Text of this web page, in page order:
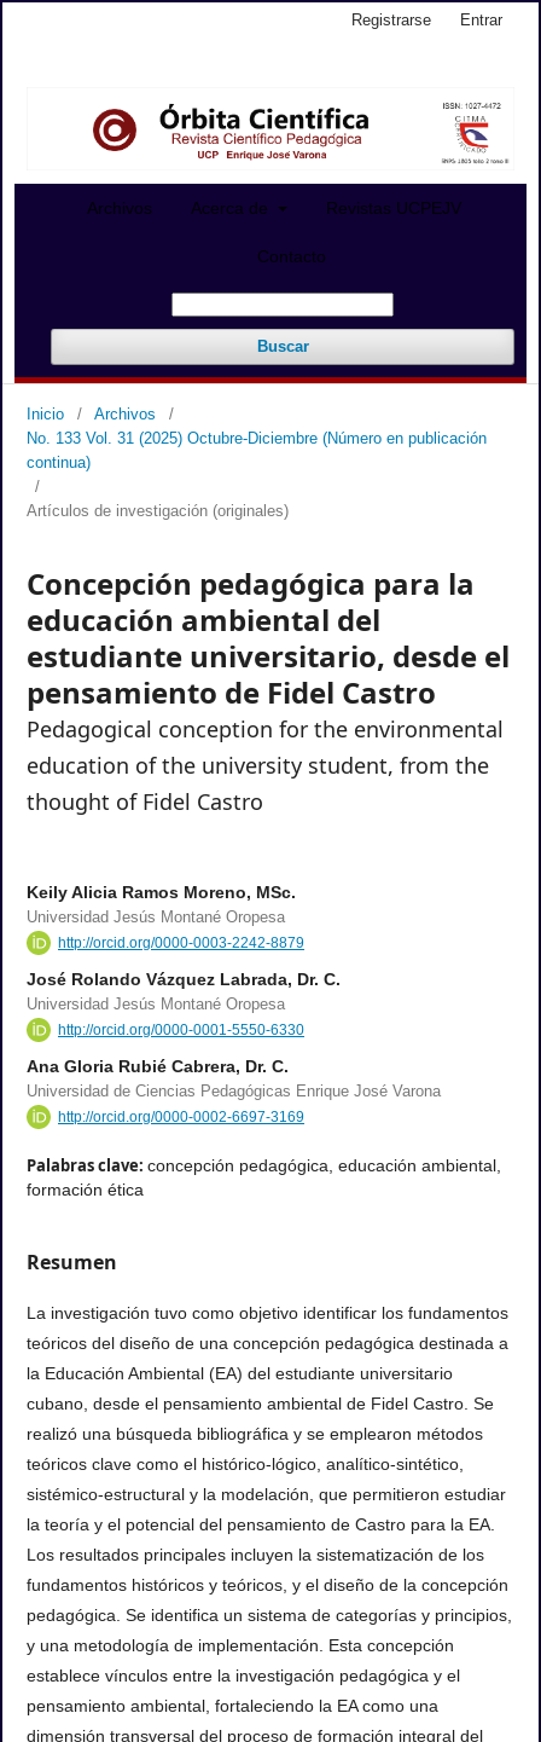
Archivos Acerca de Revistas UCPEJV
Contacto
Buscar
Registrarse Entrar
Inicio / Archivos
/
No. 133 Vol. 31 (2025) Octubre-Diciembre (Número en publicación
continua)
/
Artículos de investigación (originales)
Concepción pedagógica para la
educación ambiental del
estudiante universitario, desde el
pensamiento de Fidel Castro
Pedagogical conception for the environmental
education of the university student, from the
thought of Fidel Castro
Keily Alicia Ramos Moreno, MSc.
Universidad Jesús Montané Oropesa
http://orcid.org/0000-0003-2242-8879
José Rolando Vázquez Labrada, Dr. C.
Universidad Jesús Montané Oropesa
http://orcid.org/0000-0001-5550-6330
Ana Gloria Rubié Cabrera, Dr. C.
Universidad de Ciencias Pedagógicas Enrique José Varona
http://orcid.org/0000-0002-6697-3169
Palabras clave: concepción pedagógica, educación ambiental,
formación ética
Resumen
La investigación tuvo como objetivo identificar los fundamentos
teóricos del diseño de una concepción pedagógica destinada a
la Educación Ambiental (EA) del estudiante universitario
cubano, desde el pensamiento ambiental de Fidel Castro. Se
realizó una búsqueda bibliográfica y se emplearon métodos
teóricos clave como el histórico-lógico, analítico-sintético,
sistémico-estructural y la modelación, que permitieron estudiar
la teoría y el potencial del pensamiento de Castro para la EA.
Los resultados principales incluyen la sistematización de los
fundamentos históricos y teóricos, y el diseño de la concepción
pedagógica. Se identifica un sistema de categorías y principios,
y una metodología de implementación. Esta concepción
establece vínculos entre la investigación pedagógica y el
pensamiento ambiental, fortaleciendo la EA como una
dimensión transversal del proceso de formación integral del